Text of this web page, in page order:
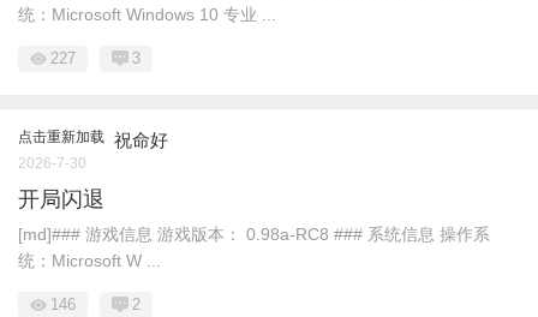
统：Microsoft Windows 10 专业 ...
227 3
点击重新加载 祝命好
2026-7-30
开局闪退
[md]### 游戏信息 游戏版本： 0.98a-RC8 ### 系统信息 操作系
统：Microsoft W ...
146 2